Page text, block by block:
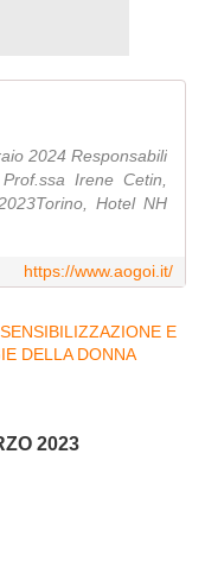
2024 Responsabili
Irene Cetin,
Hotel NH
https://www.aogoi.it/
2023